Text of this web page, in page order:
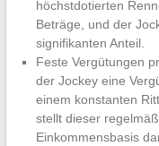
höchstdotierten
Beträge, und der
signifikanten Anteil.
Feste Vergütungen
der Jockey eine
einem konstanten
stellt dieser
Einkommensbasis